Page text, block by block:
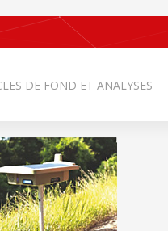
DE FOND ET ANALYSES